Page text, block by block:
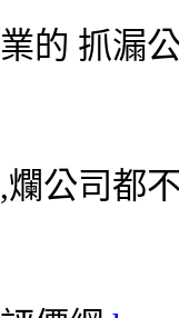
的 抓漏
公司都